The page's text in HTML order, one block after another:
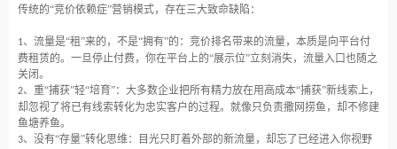
传统的“竞价依赖症”营销模式，存在三大致命缺陷：
1、流量是“租”来的，不是“拥有”的：竞价排名带来的流量，本质是向平台付
费租赁的。一旦停止付费，你在平台上的“展示位”立刻消失，流量入口也随之
关闭。
2、重“捕获”轻“培育”：大多数企业把所有精力放在用高成本“捕获”新线索上，
却忽视了将已有线索转化为忠实客户的过程。就像只负责撒网捞鱼，却不修建
鱼塘养鱼。
3、没有“存量”转化思维：目光只盯着外部的新流量，却忘了已经进入你视野